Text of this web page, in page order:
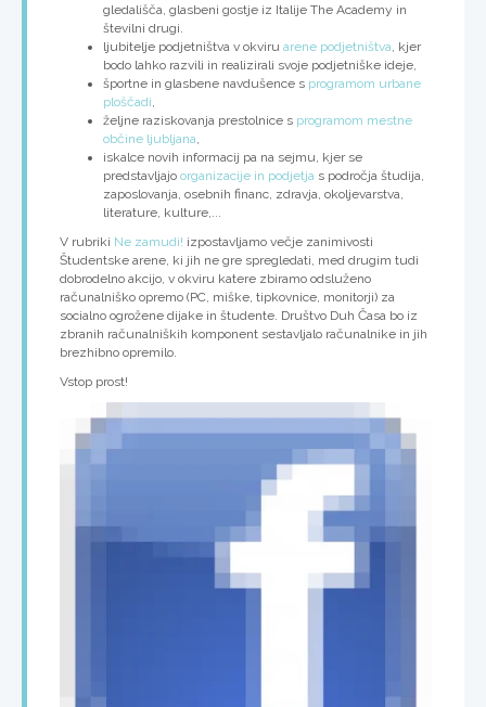
gledališča, glasbeni gostje iz Italije The Academy in
številni drugi.
ljubitelje podjetništva v okviru arene podjetništva, kjer
bodo lahko razvili in realizirali svoje podjetniške ideje,
športne in glasbene navdušence s programom urbane
ploščadi,
željne raziskovanja prestolnice s programom mestne
občine ljubljana,
iskalce novih informacij pa na sejmu, kjer se
predstavljajo organizacije in podjetja s področja študija,
zaposlovanja, osebnih financ, zdravja, okoljevarstva,
literature, kulture,...
V rubriki Ne zamudi! izpostavljamo večje zanimivosti
Študentske arene, ki jih ne gre spregledati, med drugim tudi
dobrodelno akcijo, v okviru katere zbiramo odsluženo
računalniško opremo (PC, miške, tipkovnice, monitorji) za
socialno ogrožene dijake in študente. Društvo Duh Časa bo iz
zbranih računalniških komponent sestavljalo računalnike in jih
brezhibno opremilo.
Vstop prost!